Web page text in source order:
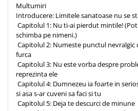
Multumiri
Introducere: Limitele sanatoase nu se
Capitolul 1: Nu ti-ai pierdut mintile!
schimba pe nimeni.)
Capitolul 2: Numeste punctul nevralgic
furca
Capitolul 3: Nu este vorba despre
reprezinta ele
Capitolul 4: Dumnezeu ia foarte in
si asa s-ar cuveni sa faci si tu
Capitolul 5: Deja te descurci de minune